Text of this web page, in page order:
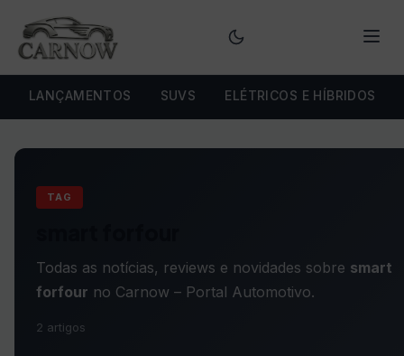
LANÇAMENTOS SUVS ELÉTRICOS E HÍBRIDOS
TAG
Todas as notícias, reviews e novidades sobre smart
forfour no Carnow – Portal Automotivo.
2 artigos